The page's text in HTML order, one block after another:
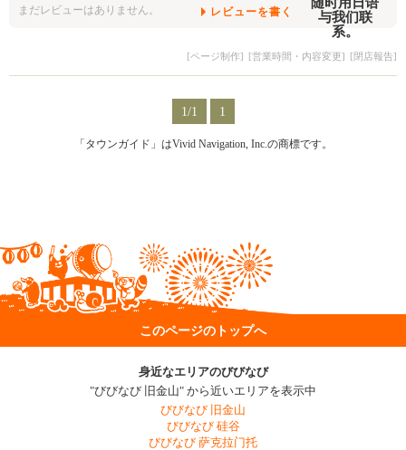
まだレビューはありません。 レビューを書く
[ページ制作] [営業時間・内容変更] [閉店報告]
1/1 1
「タウンガイド」はVivid Navigation, Inc.の商標です。
このページのトップへ
身近なエリアのびびなび
"びびなび 旧金山" から近いエリアを表示中
びびなび 旧金山
びびなび 硅谷
びびなび 萨克拉门托